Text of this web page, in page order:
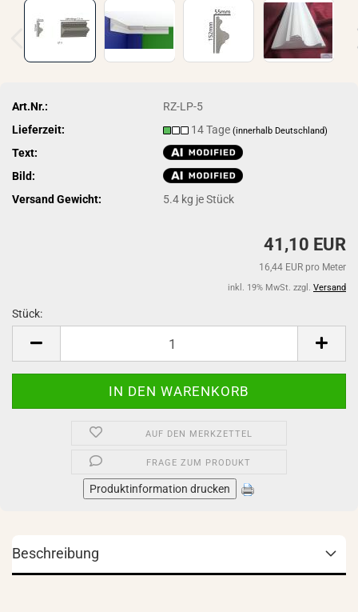
Art.Nr.:
RZ-LP-5
Lieferzeit:
14 Tage(innerhalb Deutschland)
Text:
Bild:
Versand Gewicht:
5.4 kg je Stück
41,10 EUR
16,44 EUR pro Meter
inkl. 19% MwSt. zzgl. Versand
Stück:
AUF DEN MERKZETTEL
FRAGE ZUM PRODUKT
Produktinformation drucken
Beschreibung